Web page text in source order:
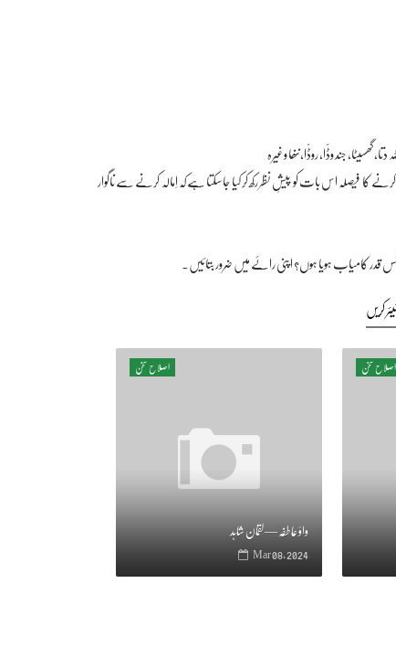
جند وڈّا، روڈّا،ننھا وغیرہ
فیصلہ اس بات کو پیشِ نظر رکھ کر کیا جا سکتا ہےکہ اِمالہ کرنے سے ناگوار
کامیاب ہویا ہوں؟ اپنی رائے میں ضرور بتائیں۔
کریں
اصلاح سخن
واؤ عاطفہ — لقمان شاہد
Mar 08, 2024
اصلاح سخن